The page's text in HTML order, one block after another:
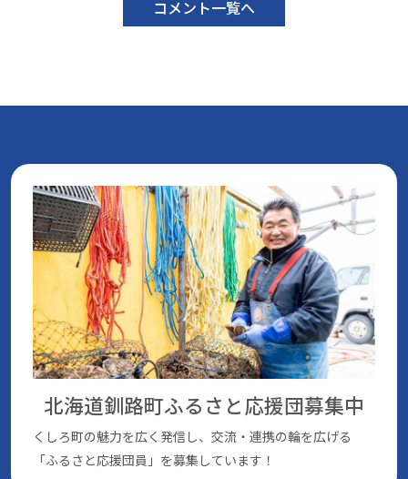
コメント一覧へ
北海道釧路町ふるさと応援団募集中
くしろ町の魅⼒を広く発信し、交流・連携の輪を広げる
「ふるさと応援団員」を募集しています！